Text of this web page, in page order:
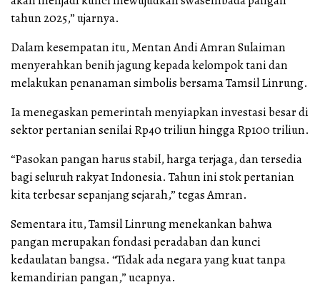
tahun 2025,” ujarnya.
Dalam kesempatan itu, Mentan Andi Amran Sulaiman
menyerahkan benih jagung kepada kelompok tani dan
melakukan penanaman simbolis bersama Tamsil Linrung.
Ia menegaskan pemerintah menyiapkan investasi besar di
sektor pertanian senilai Rp40 triliun hingga Rp100 triliun.
“Pasokan pangan harus stabil, harga terjaga, dan tersedia
bagi seluruh rakyat Indonesia. Tahun ini stok pertanian
kita terbesar sepanjang sejarah,” tegas Amran.
Sementara itu, Tamsil Linrung menekankan bahwa
pangan merupakan fondasi peradaban dan kunci
kedaulatan bangsa. “Tidak ada negara yang kuat tanpa
kemandirian pangan,” ucapnya.